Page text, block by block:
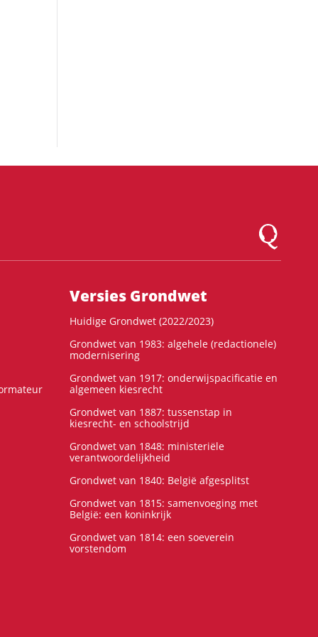
Logo
Versies Grondwet
Huidige Grondwet (2022/2023)
Grondwet van 1983: algehele (redactionele)
modernisering
Grondwet van 1917: onderwijspacificatie en
algemeen kiesrecht
Grondwet van 1887: tussenstap in
kiesrecht- en schoolstrijd
Grondwet van 1848: ministeriële
verantwoordelijkheid
Grondwet van 1840: België afgesplitst
Grondwet van 1815: samenvoeging met
België: een koninkrijk
Grondwet van 1814: een soeverein
vorstendom